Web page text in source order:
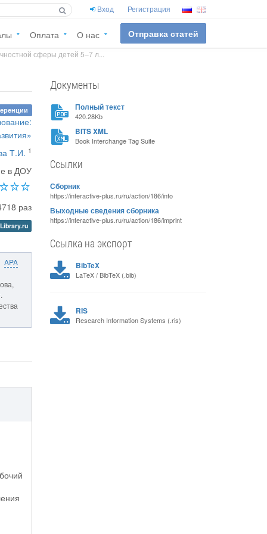
Вход Регистрация
Оплата О нас Отправка статей
сферы детей 5–7 л...
Т.И. 1
в ДОУ
раз
APA
Документы
Полный текст
420.28Kb
BITS XML
Book Interchange Tag Suite
Ссылки
Сборник
https://interactive-plus.ru/ru/action/186/info
Выходные сведения сборника
https://interactive-plus.ru/ru/action/186/imprint
Ссылка на экспорт
BibTeX
LaTeX / BibTeX (.bib)
RIS
Research Information Systems (.ris)